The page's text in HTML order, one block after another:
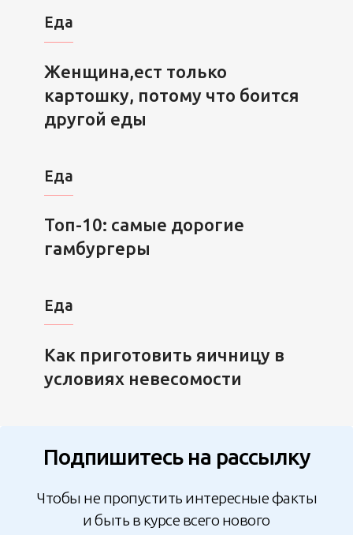
Еда
Женщина,ест только
картошку, потому что боится
другой еды
Еда
Топ-10: самые дорогие
гамбургеры
Еда
Как приготовить яичницу в
условиях невесомости
Подпишитесь на рассылку
Чтобы не пропустить интересные факты
и быть в курсе всего нового